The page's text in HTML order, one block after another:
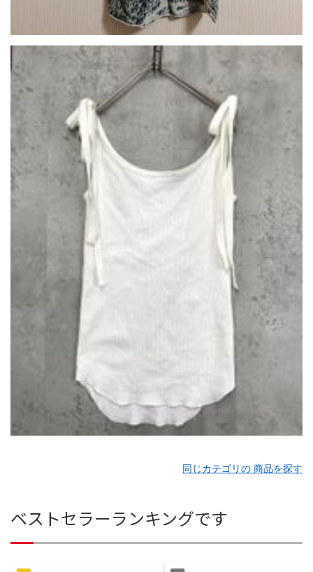
同じカテゴリの 商品を探す
ベストセラーランキングです